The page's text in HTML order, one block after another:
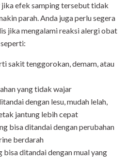
efek samping tersebut tidak
parah. Anda juga perlu segera
jika mengalami reaksi alergi obat
sakit tenggorokan, demam, atau
yang tidak wajar
dengan lesu, mudah lelah,
jantung lebih cepat
bisa ditandai dengan perubahan
berdarah
bisa ditandai dengan mual yang